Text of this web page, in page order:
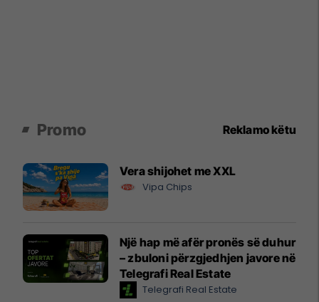
Promo Reklamo këtu
Vera shijohet me XXL
Vipa Chips
Një hap më afër pronës së duhur
– zbuloni përzgjedhjen javore në
Telegrafi Real Estate
Telegrafi Real Estate